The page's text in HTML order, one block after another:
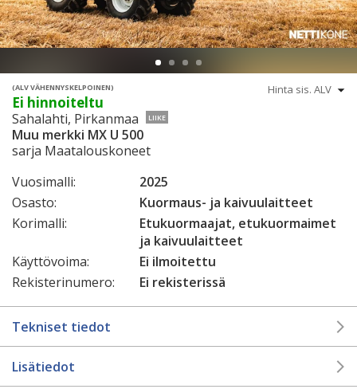
(ALV VÄHENNYSKELPOINEN)
Ei hinnoiteltu
Sahalahti, Pirkanmaa LIIKE
Muu merkki MX U 500
sarja Maatalouskoneet
Vuosimalli:
2025
Osasto:
Kuormaus- ja kaivuulaitteet
Korimalli:
Etukuormaajat, etukuormaimet
ja kaivuulaitteet
Käyttövoima:
Ei ilmoitettu
Rekisterinumero:
Ei rekisterissä
Tekniset tiedot
Lisätiedot